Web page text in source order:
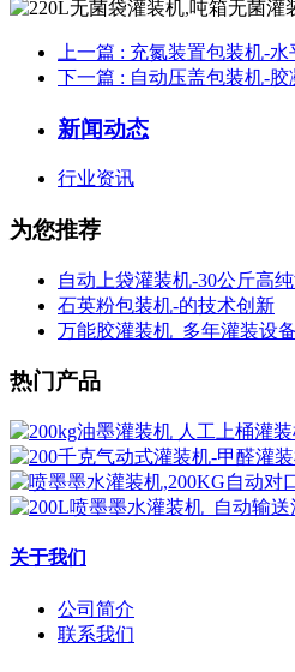
上一篇 : 充氮装置包装机-
下一篇 : 自动压盖包装机-
新闻动态
行业资讯
为您推荐
自动上袋灌装机-30公斤高
石英粉包装机-的技术创新
万能胶灌装机_多年灌装设
热门产品
关于我们
公司简介
联系我们